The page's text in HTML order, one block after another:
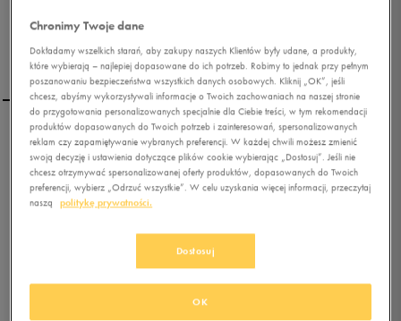
REEBOK TOREBKA SPORT
ROYAL CITY
0.0(0
KLUBIE 50 STYLE
Chronimy Twoje dane
Dokładamy wszelkich starań, aby zakupy naszych Klientów były udane, a produkty,
które wybierają – najlepiej dopasowane do ich potrzeb. Robimy to jednak przy pełnym
poszanowaniu bezpieczeństwa wszystkich danych osobowych. Kliknij „OK”, jeśli
chcesz, abyśmy wykorzystywali informacje o Twoich zachowaniach na naszej stronie
do przygotowania personalizowanych specjalnie dla Ciebie treści, w tym rekomendacji
produktów dopasowanych do Twoich potrzeb i zainteresowań, spersonalizowanych
reklam czy zapamiętywanie wybranych preferencji. W każdej chwili możesz zmienić
swoją decyzję i ustawienia dotyczące plików cookie wybierając „Dostosuj”. Jeśli nie
chcesz otrzymywać spersonalizowanej oferty produktów, dopasowanych do Twoich
preferencji, wybierz „Odrzuć wszystkie”. W celu uzyskania więcej informacji, przeczytaj
naszą
politykę prywatności.
Dostosuj
OK